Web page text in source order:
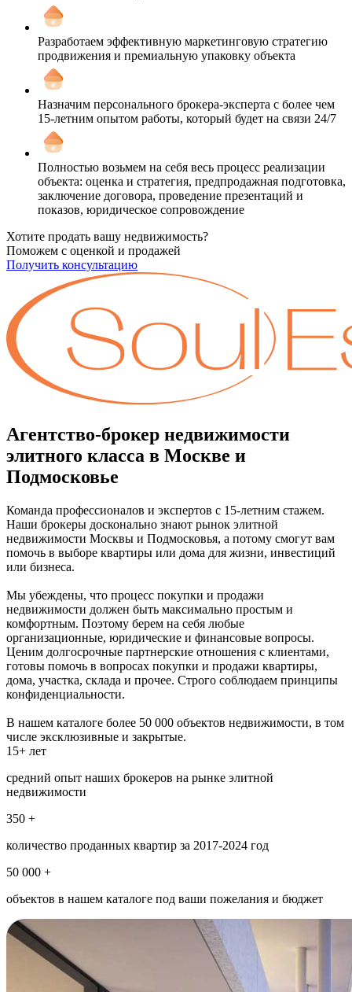
Разработаем эффективную маркетинговую стратегию
продвижения и премиальную упаковку объекта
Назначим персонального брокера-эксперта с более чем
15-летним опытом работы, который будет на связи 24/7
Полностью возьмем на себя весь процесс реализации
объекта: оценка и стратегия, предпродажная подготовка,
заключение договора, проведение презентаций и
показов, юридическое сопровождение
Хотите продать вашу недвижимость?
Поможем с оценкой и продажей
Получить консультацию
Агентство-брокер недвижимости
элитного класса в Москве и
Подмосковье
Команда профессионалов и экспертов с 15-летним стажем.
Наши брокеры досконально знают рынок элитной
недвижимости Москвы и Подмосковья, а потому смогут вам
помочь в выборе квартиры или дома для жизни, инвестиций
или бизнеса.
Мы убеждены, что процесс покупки и продажи
недвижимости должен быть максимально простым и
комфортным. Поэтому берем на себя любые
организационные, юридические и финансовые вопросы.
Ценим долгосрочные партнерские отношения с клиентами,
готовы помочь в вопросах покупки и продажи квартиры,
дома, участка, склада и прочее. Строго соблюдаем принципы
конфиденциальности.
В нашем каталоге более 50 000 объектов недвижимости, в том
числе эксклюзивные и закрытые.
15+ лет
средний опыт наших брокеров на рынке элитной
недвижимости
350 +
количество проданных квартир за 2017-2024 год
50 000 +
объектов в нашем каталоге под ваши пожелания и бюджет